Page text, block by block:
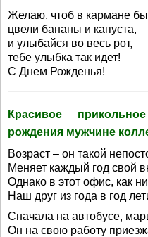
Желаю, чтоб в кармане
цвели бананы и капуста,
и улыбайся во весь рот,
тебе улыбка так идет!
С Днем Рожденья!
Красивое
рождения мужчине
Возраст – он такой
Меняет каждый год свой
Однако в этот офис, как
Наш друг из года в год
Сначала на автобусе,
Он на свою работу